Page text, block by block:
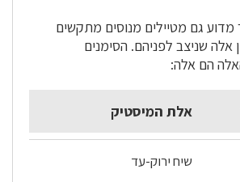
גם מטיילים מנוסים מתקשים
אלה שניצב לפניהם. הסימנים
האלה הם אלה:
אלת המיסטיק
שיח ירוק-עד